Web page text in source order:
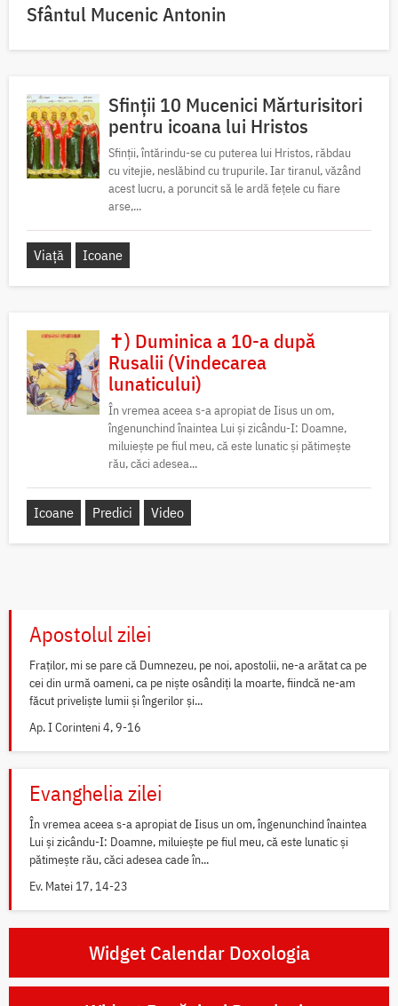
Sfântul Mucenic Antonin
Sfinții 10 Mucenici Mărturisitori
pentru icoana lui Hristos
Sfinții, întărindu-se cu puterea lui Hristos, răbdau
cu vitejie, neslăbind cu trupurile. Iar tiranul, văzând
acest lucru, a poruncit să le ardă fețele cu fiare
arse,...
Viață Icoane
✝) Duminica a 10-a după
Rusalii (Vindecarea
lunaticului)
În vremea aceea s-a apropiat de Iisus un om,
îngenunchind înaintea Lui și zicându-I: Doamne,
miluiește pe fiul meu, că este lunatic și pătimește
rău, căci adesea...
Icoane Predici Video
Apostolul zilei
Fraților, mi se pare că Dumnezeu, pe noi, apostolii, ne-a arătat ca pe
cei din urmă oameni, ca pe niște osândiți la moarte, fiindcă ne-am
făcut priveliște lumii și îngerilor și...
Ap. I Corinteni 4, 9-16
Evanghelia zilei
În vremea aceea s-a apropiat de Iisus un om, îngenunchind înaintea
Lui și zicându-I: Doamne, miluiește pe fiul meu, că este lunatic și
pătimește rău, căci adesea cade în...
Ev. Matei 17, 14-23
Widget Calendar Doxologia